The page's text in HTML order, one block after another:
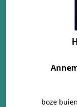
boze